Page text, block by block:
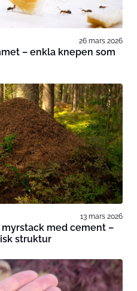
26 mars 2026
– enkla knepen som
13 mars 2026
med cement –
struktur